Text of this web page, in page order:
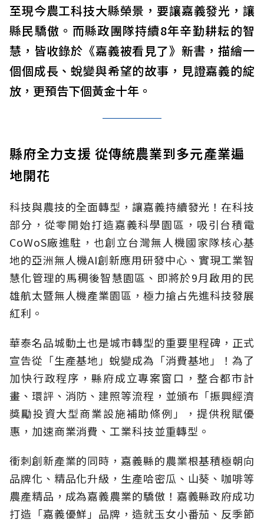
至現今農工科技大縣榮景，要讓嘉義發光，讓
縣民驕傲。而縣政團隊持續8年辛勤耕耘的智
慧，皆收錄於《嘉義被看見了》新書，描繪一
個個成長、蛻變與希望的故事，見證嘉義的綻
放，更預告下個黃金十年。
縣府全力支援 從傳統農業到多元產業遍
地開花
科技與農技的全面轉型，讓嘉義持續發光！在科技
部分，從零開始打造嘉義科學園區，吸引台積電
CoWoS廠進駐，也創立台灣無人機國家隊核心基
地的亞洲無人機AI創新應用研發中心、實現工業智
慧化管理的馬稠後智慧園區、即將於9月啟用的民
雄航太暨無人機產業園區，極力搶占先進科技發展
紅利。
華泰名品城動土也是城市轉型的重要里程碑，正式
宣告從「生產基地」蛻變成為「消費基地」！為了
加快行政程序，縣府成立專案窗口，整合都市計
畫、環評、消防、建照等流程，並頒布「振興經濟
獎勵投資大型商業設施補助條例」，提供稅賦優
惠，加速商業消費、工業科技並重轉型。
衝刺創新產業的同時，嘉義縣的農業根基積極朝向
品牌化、精品化升級，生產哈密瓜、山葵、咖啡等
農產精品，成為嘉義農業的驕傲！嘉義縣政府成功
打造「嘉義優鮮」品牌，造就玉女小番茄、反季節